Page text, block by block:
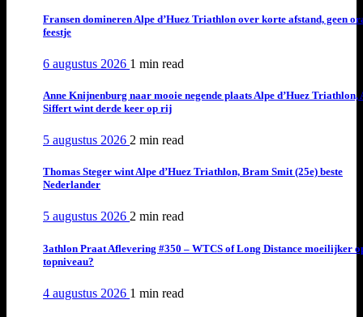
Fransen domineren Alpe d’Huez Triathlon over korte afstand, geen
feestje
6 augustus 2026 1 min read
Anne Knijnenburg naar mooie negende plaats Alpe d’Huez Triathlon,
Siffert wint derde keer op rij
5 augustus 2026 2 min read
Thomas Steger wint Alpe d’Huez Triathlon, Bram Smit (25e) beste
Nederlander
5 augustus 2026 2 min read
3athlon Praat Aflevering #350 – WTCS of Long Distance moeilijker
topniveau?
4 augustus 2026 1 min read